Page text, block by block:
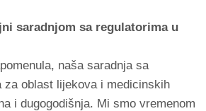
saradnjom sa regulatorima u
naša saradnja sa
za oblast lijekova i medicinskih
i dugogodišnja. Mi smo vremenom